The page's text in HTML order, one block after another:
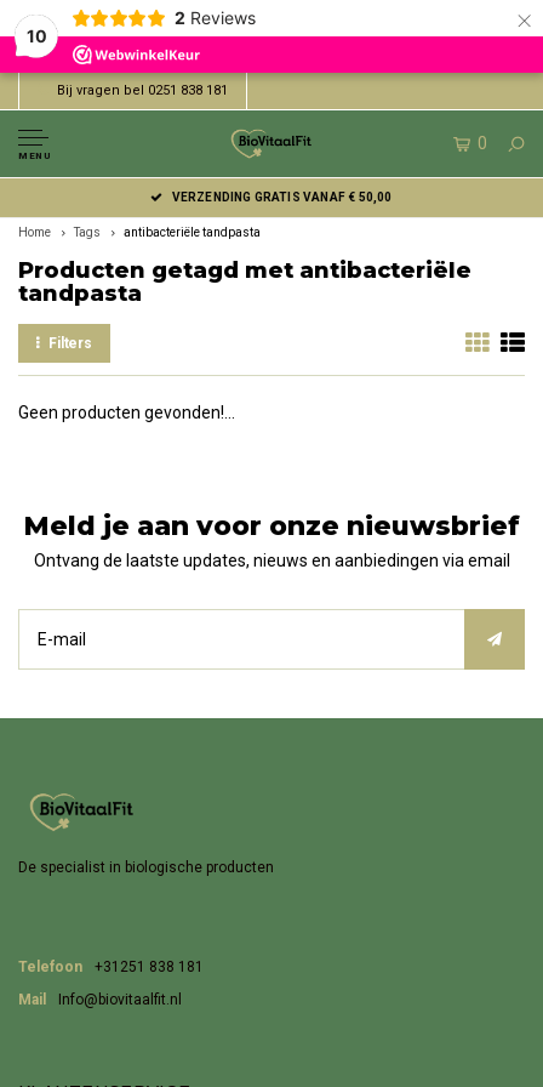
10
2 Reviews ×
Bij vragen bel 0251 838 181
MENU
0
VERZENDING GRATIS VANAF € 50,00
Home Tags antibacteriële tandpasta
Producten getagd met antibacteriële
tandpasta
Filters
Geen producten gevonden!...
Meld je aan voor onze nieuwsbrief
Ontvang de laatste updates, nieuws en aanbiedingen via email
De specialist in biologische producten
Telefoon
+31251 838 181
Mail
Info@biovitaalfit.nl